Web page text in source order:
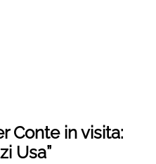
Conte in visita:
Usa”